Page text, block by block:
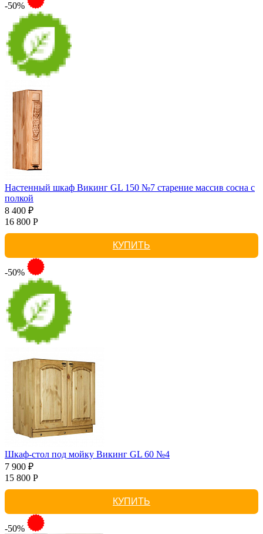
-50%
Настенный шкаф Викинг GL 150 №7 старение массив сосна с
полкой
8 400 ₽
16 800 Р
КУПИТЬ
-50%
Шкаф-стол под мойку Викинг GL 60 №4
7 900 ₽
15 800 Р
КУПИТЬ
-50%